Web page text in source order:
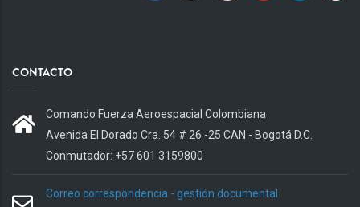
CONTACTO
Comando Fuerza Aeroespacial Colombiana
Avenida El Dorado Cra. 54 # 26 -25 CAN - Bogotá D.C.
Conmutador: +57 601 3159800
Correo correspondencia - gestión documental